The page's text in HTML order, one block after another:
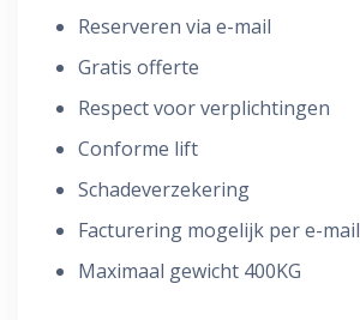
Reserveren via e-mail
Gratis offerte
Respect voor verplichtingen
Conforme lift
Schadeverzekering
Facturering mogelijk per e-mail
Maximaal gewicht 400KG